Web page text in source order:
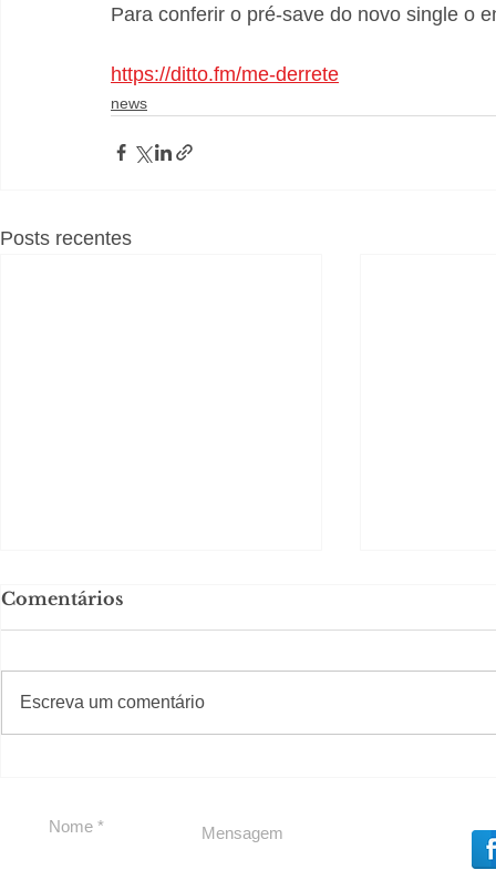
Para conferir o pré-save do novo single o
https://ditto.fm/me-derrete
news
Posts recentes
reforçam apoio a
Cláudio Mitidieri
Comentários
Escreva um comentário
#Sugestões